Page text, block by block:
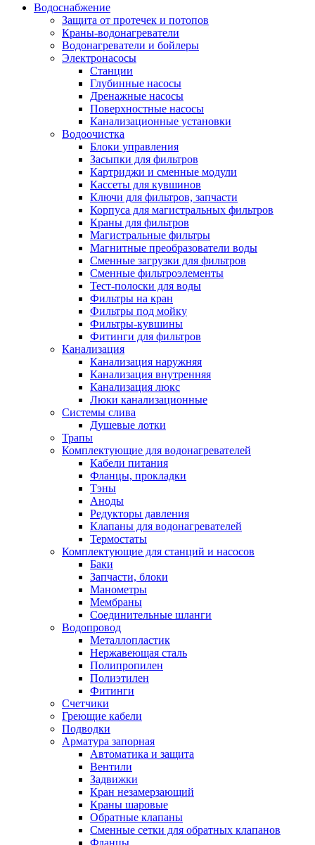
Строительные товары
Все для бани
Полезные статьи
Новости и Акции
Оплата и доставка
Сервис-центр
Адреса Сервис-центров
Условия возврата товара
Обмен и возврат товара
Вакансии
Водоснабжение
Защита от протечек и потопов
Краны-водонагреватели
Водонагреватели и бойлеры
Электронасосы
Станции
Глубинные насосы
Дренажные насосы
Поверхностные насосы
Канализационные установки
Водоочистка
Блоки управления
Засыпки для фильтров
Картриджи и сменные модули
Кассеты для кувшинов
Ключи для фильтров, запчасти
Корпуса для магистральных фильтров
Краны для фильтров
Магистральные фильтры
Магнитные преобразователи воды
Сменные загрузки для фильтров
Сменные фильтроэлементы
Тест-полоски для воды
Фильтры на кран
Фильтры под мойку
Фильтры-кувшины
Фитинги для фильтров
Канализация
Канализация наружняя
Канализация внутренняя
Канализация люкс
Люки канализационные
Системы слива
Душевые лотки
Трапы
Комплектующие для водонагревателей
Кабели питания
Фланцы, прокладки
Тэны
Аноды
Редукторы давления
Клапаны для водонагревателей
Термостаты
Комплектующие для станций и насосов
Баки
Запчасти, блоки
Манометры
Мембраны
Соединительные шланги
Водопровод
Металлопластик
Нержавеющая сталь
Полипропилен
Полиэтилен
Фитинги
Счетчики
Греющие кабели
Подводки
Арматура запорная
Автоматика и защита
Вентили
Задвижки
Кран незамерзающий
Краны шаровые
Обратные клапаны
Сменные сетки для обратных клапанов
Фланцы